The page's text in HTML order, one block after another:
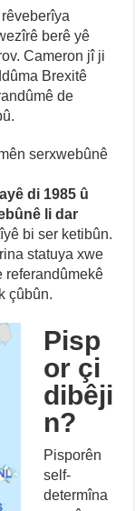
berê yê
Cameron jî ji
Brexitê
de
serxwebûnê
di 1985 û
li dar
bi ser ketibûn.
statuya xwe
referandûmekê
çûbûn.
Pisp
or çi
dibêji
n?
Pisporên
self-
determîna